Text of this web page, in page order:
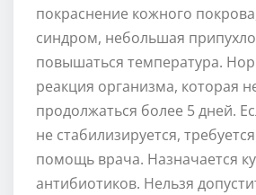
покраснение кожного
синдром, небольшая
повышаться температура.
реакция организма, которая
продолжаться более 5 дней.
не стабилизируется,
помощь врача. Назначается
антибиотиков. Нельзя